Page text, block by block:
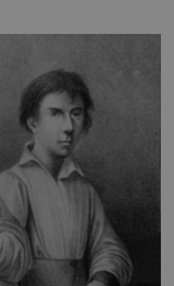
Její příběh je